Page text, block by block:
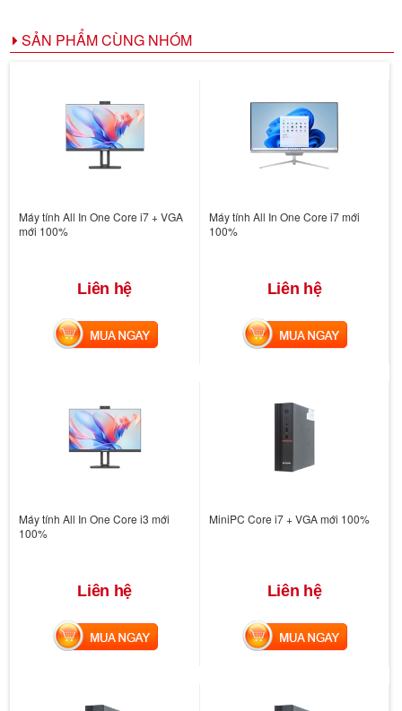
SẢN PHẨM CÙNG NHÓM
Máy tính All In One Core i7 + VGA
mới 100%
Liên hệ
MUA NGAY
Máy tính All In One Core i7 mới
100%
Liên hệ
MUA NGAY
Máy tính All In One Core i3 mới
100%
Liên hệ
MUA NGAY
MiniPC Core i7 + VGA mới 100%
Liên hệ
MUA NGAY